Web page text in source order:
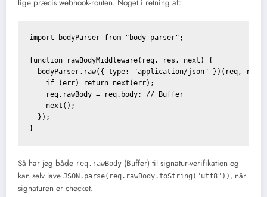
lige præcis webhook-routen. Noget i retning af:
import bodyParser from "body-parser";
function rawBodyMiddleware(req, res, next) {
bodyParser.raw({ type: "application/json" })(req, res,
    if (err) return next(err);
    req.rawBody = req.body; // Buffer
    next();
  });
Så har jeg både req.rawBody (Buffer) til signatur-verifikation og
kan selv lave JSON.parse(req.rawBody.toString("utf8")) , når
signaturen er checket.